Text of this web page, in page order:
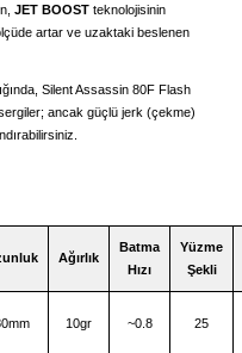
JET BOOST teknolojisinin
artar ve uzaktaki beslenen
Silent Assassin 80F Flash
ancak güçlü jerk (çekme)
Ağırlık
Batma
Hızı
Yüzme
Şekli
10gr ~0.8 25